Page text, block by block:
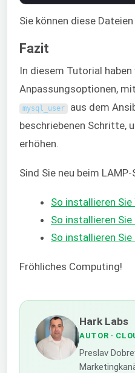
Sie können diese
Fazit
In diesem Tutorial
Anpassungsoptionen,
mysql_user aus dem
beschriebenen Schritte,
erhöhen.
Sind Sie neu beim
So installieren
So installieren Sie
So installieren Sie
Fröhliches Computing!
Hark Labs
AUTOR ·
Preslav